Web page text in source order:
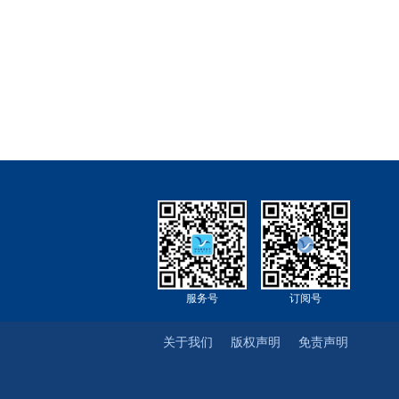
订阅号
服务号
免责声明
版权声明
关于我们